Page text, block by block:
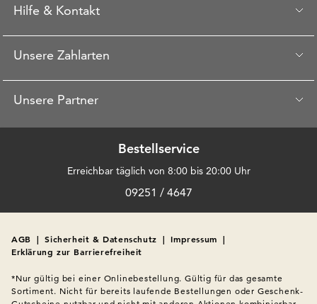
Hilfe & Kontakt
Unsere Zahlarten
Unsere Partner
Bestellservice
Erreichbar täglich von 8:00 bis 20:00 Uhr
09251 / 4647
AGB | Sicherheit & Datenschutz | Impressum |
Erklärung zur Barrierefreiheit
*Nur gültig bei einer Onlinebestellung. Gültig für das gesamte
Sortiment. Nicht für bereits laufende Bestellungen oder Geschenk-